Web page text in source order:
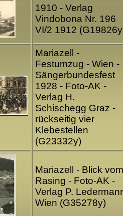
1910 - Verlag
Vindobona Nr. 196
VI/2 1912
Mariazell -
Festumzug - Wien -
Sängerbundesfest
1928 - Foto-AK -
Verlag H.
Schischegg Graz -
rückseitig vier
Klebestellen
(G23332y)
Mariazell - Blick vom
Rasing - Foto-AK -
Verlag P.
Wien (G35278y)